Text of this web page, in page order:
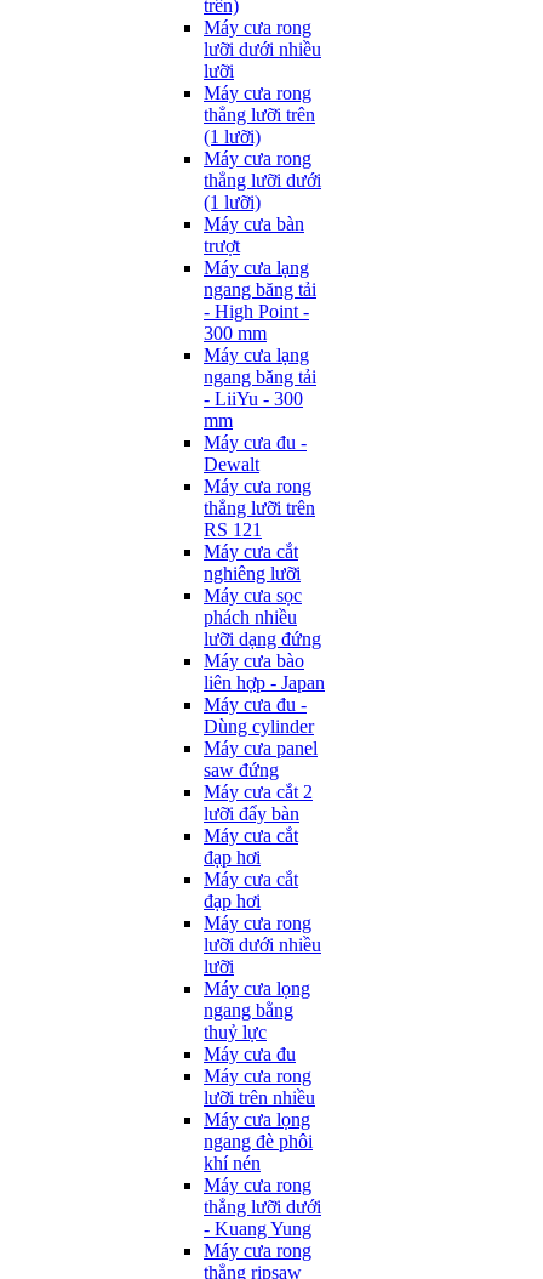
trên)
Máy cưa rong
lưỡi dưới nhiều
lưỡi
Máy cưa rong
thẳng lưỡi trên
(1 lưỡi)
Máy cưa rong
thẳng lưỡi dưới
(1 lưỡi)
Máy cưa bàn
trượt
Máy cưa lạng
ngang băng tải
- High Point -
300 mm
Máy cưa lạng
ngang băng tải
- LiiYu - 300
mm
Máy cưa đu -
Dewalt
Máy cưa rong
thẳng lưỡi trên
RS 121
Máy cưa cắt
nghiêng lưỡi
Máy cưa sọc
phách nhiều
lưỡi dạng đứng
Máy cưa bào
liên hợp - Japan
Máy cưa đu -
Dùng cylinder
Máy cưa panel
saw đứng
Máy cưa cắt 2
lưỡi đẩy bàn
Máy cưa cắt
đạp hơi
Máy cưa cắt
đạp hơi
Máy cưa rong
lưỡi dưới nhiều
lưỡi
Máy cưa lọng
ngang bằng
thuỷ lực
Máy cưa đu
Máy cưa rong
lưỡi trên nhiều
Máy cưa lọng
ngang đè phôi
khí nén
Máy cưa rong
thẳng lưỡi dưới
- Kuang Yung
Máy cưa rong
thẳng ripsaw